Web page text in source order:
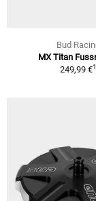
Bud
MX Titan
249,99 €1